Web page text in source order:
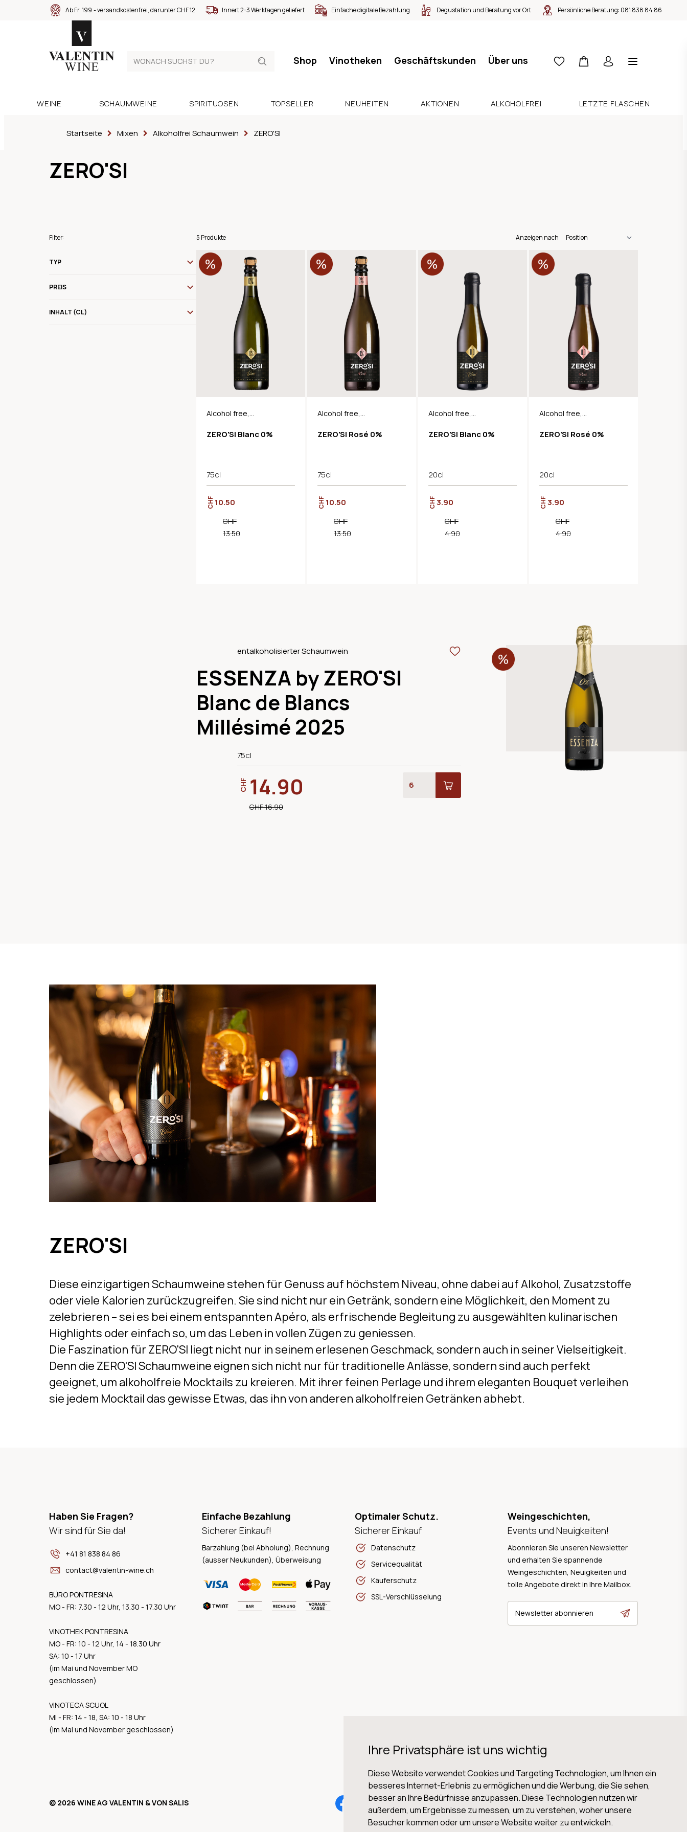
Ihre Privatsphäre ist uns wichtig
Diese Website verwendet Cookies und Targeting Technologien, um Ihnen ein
besseres Internet-Erlebnis zu ermöglichen und die Werbung, die Sie sehen,
besser an Ihre Bedürfnisse anzupassen. Diese Technologien nutzen wir
außerdem, um Ergebnisse zu messen, um zu verstehen, woher unsere
Besucher kommen oder um unsere Website weiter zu entwickeln.
Ab Fr. 199.- versandkostenfrei, darunter CHF 12 Innert 2-3 Werktagen geliefert Einfache digitale Bezahlung Degustation und Beratung vor Ort Persönliche Beratung: 081 838 84 86
Shop Vinotheken Geschäftskunden Über uns
WEINE SCHAUMWEINE SPIRITUOSEN TOPSELLER NEUHEITEN AKTIONEN ALKOHOLFREI LETZTE FLASCHEN
Startseite Mixen Alkoholfrei Schaumwein ZERO'SI
ZERO'SI
Filter:
TYP
PREIS
INHALT (CL)
5 Produkte Anzeigen nach
Alcohol free,
ZERO'SI Blanc 0%
75cl
CHF 10.50
CHF
13.50
Alcohol free,
ZERO'SI Rosé 0%
75cl
CHF 10.50
CHF
13.50
Alcohol free,
ZERO'SI Blanc 0%
20cl
CHF3.90
CHF
4.90
Alcohol free,
ZERO'SI Rosé 0%
20cl
CHF3.90
CHF
4.90
entalkoholisierter Schaumwein
ESSENZA by ZERO'SI
Blanc de Blancs
Millésimé 2025
75cl
CHF 14.90
CHF 16.90
ZERO'SI
Diese einzigartigen Schaumweine stehen für Genuss auf höchstem Niveau, ohne dabei auf Alkohol, Zusatzstoffe
oder viele Kalorien zurückzugreifen. Sie sind nicht nur ein Getränk, sondern eine Möglichkeit, den Moment zu
zelebrieren – sei es bei einem entspannten Apéro, als erfrischende Begleitung zu ausgewählten kulinarischen
Highlights oder einfach so, um das Leben in vollen Zügen zu geniessen.
Die Faszination für ZERO'SI liegt nicht nur in seinem erlesenen Geschmack, sondern auch in seiner Vielseitigkeit.
Denn die ZERO'SI Schaumweine eignen sich nicht nur für traditionelle Anlässe, sondern sind auch perfekt
geeignet, um alkoholfreie Mocktails zu kreieren. Mit ihrer feinen Perlage und ihrem eleganten Bouquet verleihen
sie jedem Mocktail das gewisse Etwas, das ihn von anderen alkoholfreien Getränken abhebt.
Haben Sie Fragen?
Wir sind für Sie da!
+41 81 838 84 86
contact@valentin-wine.ch
BÜRO PONTRESINA
MO - FR: 7.30 - 12 Uhr, 13.30 - 17.30 Uhr
VINOTHEK PONTRESINA
MO - FR: 10 - 12 Uhr, 14 - 18.30 Uhr
SA: 10 - 17 Uhr
(im Mai und November MO
geschlossen)
VINOTECA SCUOL
MI - FR: 14 - 18, SA: 10 - 18 Uhr
(im Mai und November geschlossen)
Einfache Bezahlung
Sicherer Einkauf!
Barzahlung (bei Abholung), Rechnung
(ausser Neukunden), Überweisung
Optimaler Schutz.
Sicherer Einkauf
Datenschutz
Servicequalität
Käuferschutz
SSL-Verschlüsselung
Weingeschichten,
Events und Neuigkeiten!
Abonnieren Sie unseren Newsletter
und erhalten Sie spannende
Weingeschichten, Neuigkeiten und
tolle Angebote direkt in Ihre Mailbox.
Newsletter abonnieren
© 2026 WINE AG VALENTIN & VON SALIS AGB Datenschutz Impressum Cookies